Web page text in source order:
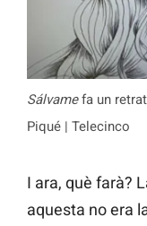
Sálvamefa un
Piqué | Telecinco
I ara, què farà?
aquesta no era